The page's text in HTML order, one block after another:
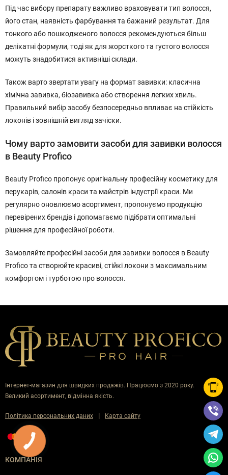
Під час вибору препарату важливо враховувати тип волосся,
його стан, наявність фарбування та бажаний результат. Для
тонкого або пошкодженого волосся рекомендуються більш
делікатні формули, тоді як для жорсткого та густого волосся
можуть знадобитися активніші склади.
Також варто звертати увагу на формат завивки: класична
хімічна завивка, біозавивка або створення легких хвиль.
Правильний вибір засобу безпосередньо впливає на стійкість
локонів і зовнішній вигляд зачіски.
Чому варто замовити засоби для завивки волосся
в Beauty Profico
Beauty Profico пропонує оригінальну професійну косметику для
перукарів, салонів краси та майстрів індустрії краси. Ми
регулярно оновлюємо асортимент, пропонуємо продукцію
перевірених брендів і допомагаємо підібрати оптимальні
рішення для професійної роботи.
Замовляйте професійні засоби для завивки волосся в Beauty
Profico та створюйте красиві, стійкі локони з максимальним
комфортом і турботою про волосся.
Інтернет-магазин для швидких продажів. Працюємо з 2020 року.
Великий асортимент, відмінна якість.
Політика персональних даних | Карта сайту
КОМПАНІЯ